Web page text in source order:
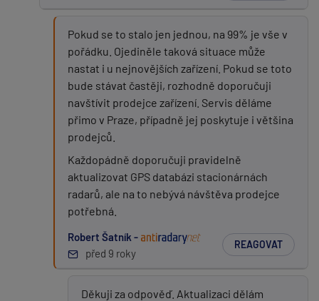
Pokud se to stalo jen jednou, na 99% je vše v
pořádku. Ojediněle taková situace může
nastat i u nejnovějších zařízení. Pokud se toto
bude stávat častěji, rozhodně doporučuji
navštívit prodejce zařízení. Servis děláme
přimo v Praze, případně jej poskytuje i většina
prodejců.
Každopádně doporučuji pravidelně
aktualizovat GPS databázi stacionárnách
radarů, ale na to nebývá návštěva prodejce
potřebná.
Robert Šatník -
před 9 roky
REAGOVAT
Děkuji za odpověď. Aktualizaci dělám